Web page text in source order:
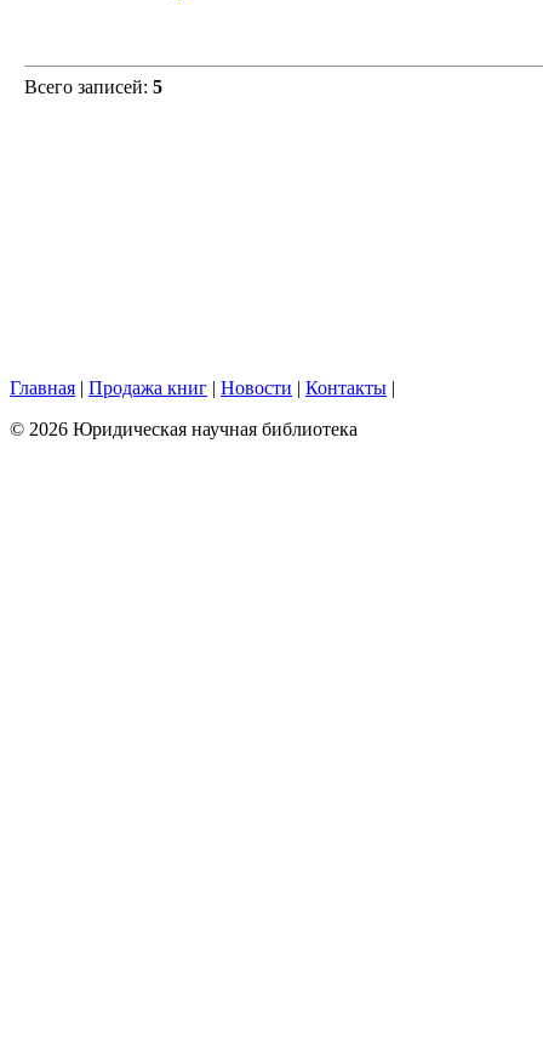
Всего записей: 5
Главная | Продажа книг | Новости | Контакты |
© 2026 Юридическая научная библиотека